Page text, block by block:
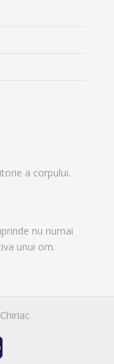
a corpului.
nu numai
unui om.